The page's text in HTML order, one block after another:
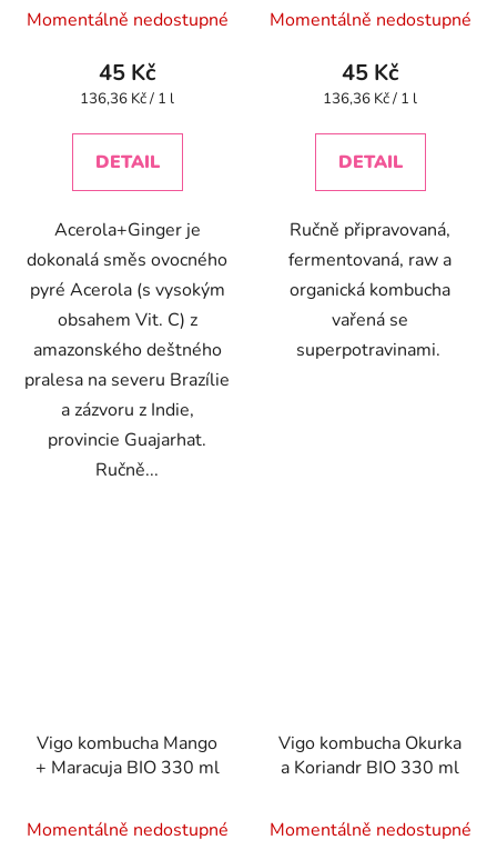
Momentálně nedostupné
45 Kč
Měrná
136,36 Kč / 1 l
DETAIL
Acerola+Ginger je
dokonalá směs ovocného
pyré Acerola (s vysokým
obsahem Vit. C) z
amazonského deštného
pralesa na severu Brazílie
a zázvoru z Indie,
provincie Guajarhat.
Ručně...
Momentálně nedostupné
45 Kč
Měrná
136,36 Kč / 1 l
DETAIL
Ručně připravovaná,
fermentovaná, raw a
organická kombucha
vařená se
superpotravinami.
Vigo kombucha Mango
+ Maracuja BIO 330 ml
Momentálně nedostupné
Vigo kombucha Okurka
a Koriandr BIO 330 ml
Momentálně nedostupné